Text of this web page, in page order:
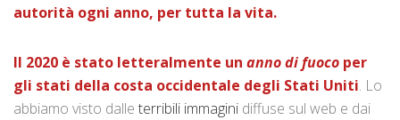
autorità ogni anno, per tutta la vita.
Il 2020 è stato letteralmente un anno di fuoco per
gli stati della costa occidentale degli Stati Uniti. Lo
abbiamo visto dalle terribili immagini diffuse sul web e dai